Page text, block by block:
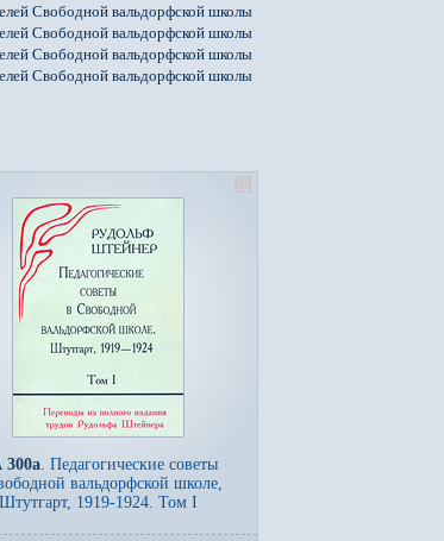
Свободной вальдорфской школы
Свободной вальдорфской школы
Свободной вальдорфской школы
Свободной вальдорфской школы
300a Педагогические советы
вальдорфской школе,
Штутгарт, 1919-1924. Том I